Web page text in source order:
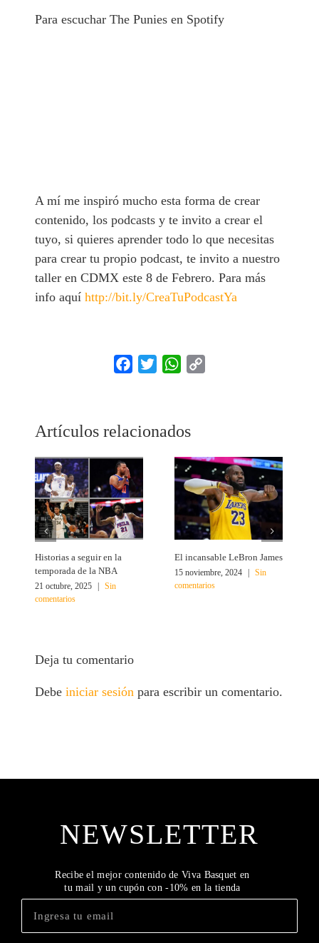
Para escuchar The Punies en Spotify
A mí me inspiró mucho esta forma de crear
contenido, los podcasts y te invito a crear el
tuyo, si quieres aprender todo lo que necesitas
para crear tu propio podcast, te invito a nuestro
taller en CDMX este 8 de Febrero. Para más
info aquíhttp://bit.ly/CreaTuPodcastYa
Facebook
Twitter WhatsApp
Artículos relacionados
Historias a seguir en la
temporada de la NBA
21 octubre, 2025
Sin
comentarios
El incansable LeBron James
15 noviembre, 2024
Sin
comentarios
Deja tu comentario
Debeiniciar sesiónpara escribir un comentario.
NEWSLETTER
Recibe el mejor contenido de Viva Basquet en
tu mail y un cupón con -10% en la tienda